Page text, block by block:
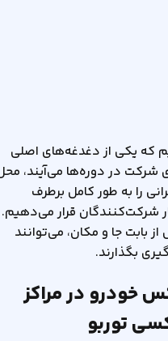
که یکی از دغدغه‌های اصلی
شرکت در دوره‌ها می‌آیند،
را به طور کامل برطرف
شرکت‌کنندگان قرار می‌دهیم.
بابت جا و مکان، می‌توانند
بگذارند.
خودرو در مراکز
توربو